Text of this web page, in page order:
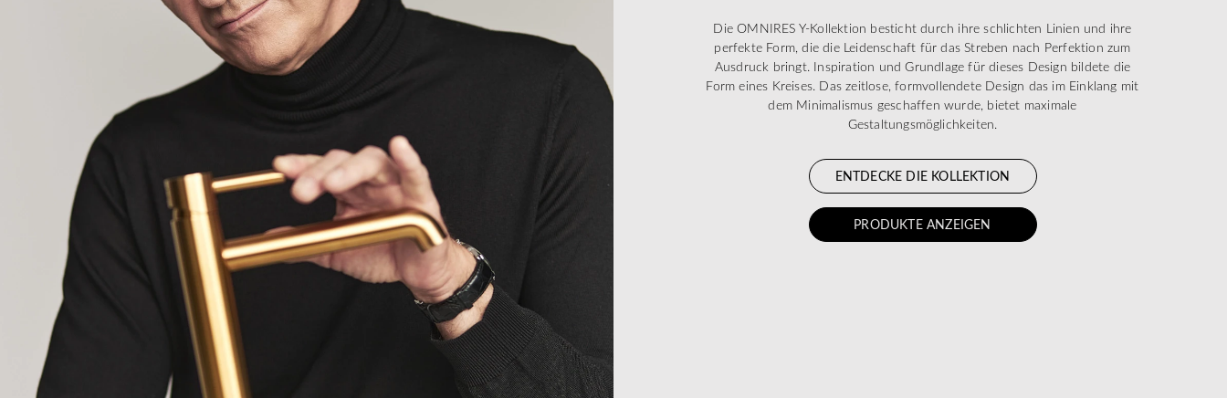
Die OMNIRES Y-Kollektion besticht durch ihre schlichten Linien und ihre
perfekte Form, die die Leidenschaft für das Streben nach Perfektion zum
Ausdruck bringt. Inspiration und Grundlage für dieses Design bildete die
Form eines Kreises. Das zeitlose, formvollendete Design das im Einklang mit
dem Minimalismus geschaffen wurde, bietet maximale
Gestaltungsmöglichkeiten.
ENTDECKE DIE KOLLEKTION
PRODUKTE ANZEIGEN